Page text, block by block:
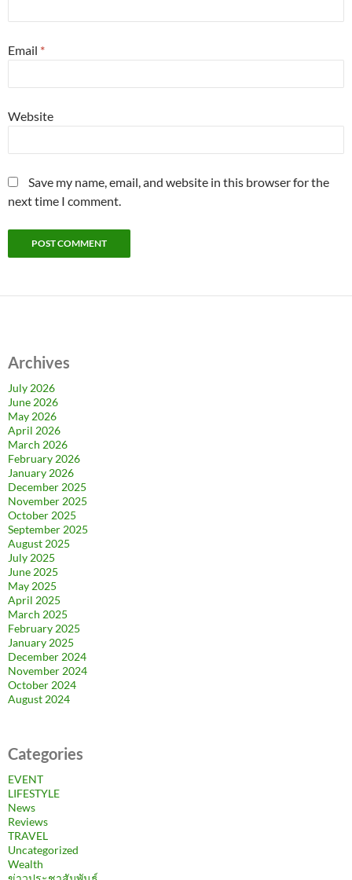
Email *
Website
Save my name, email, and website in this browser for the
next time I comment.
Archives
July 2026
June 2026
May 2026
April 2026
March 2026
February 2026
January 2026
December 2025
November 2025
October 2025
September 2025
August 2025
July 2025
June 2025
May 2025
April 2025
March 2025
February 2025
January 2025
December 2024
November 2024
October 2024
August 2024
Categories
EVENT
LIFESTYLE
News
Reviews
TRAVEL
Uncategorized
Wealth